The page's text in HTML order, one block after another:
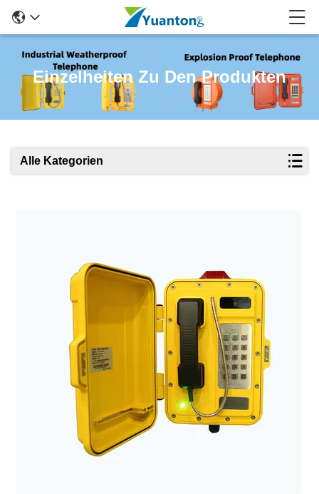
Einzelheiten Zu Den Produkten
Alle Kategorien